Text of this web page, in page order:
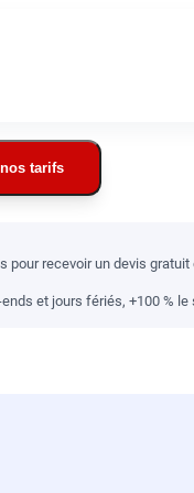
tarifs
recevoir un devis
et jours fériés, +100 %